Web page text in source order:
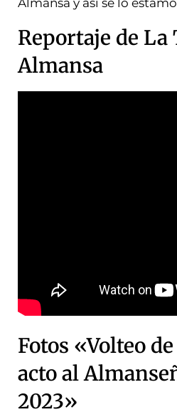
Almansa y así se lo
Reportaje de La
Almansa
Fotos «Volteo
acto al
2023»